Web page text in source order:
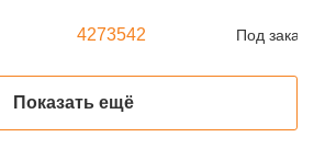
4273542 Под заказ
Показать ещё